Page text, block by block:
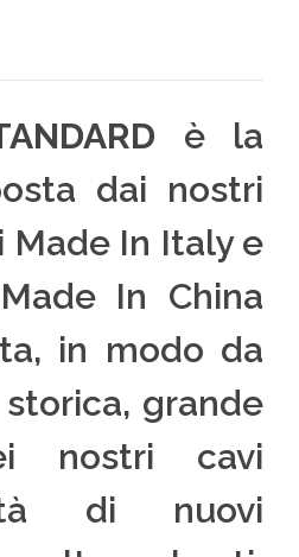
è la
dai nostri
Made In Italy e
In China
in modo da
grande
nostri cavi
di nuovi